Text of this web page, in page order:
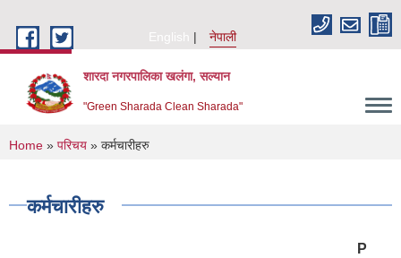
English
नेपाली
शारदा नगरपालिका खलंगा, सल्यान
"Green Sharada Clean Sharada"
You are here
Home » परिचय » कर्मचारीहरु
कर्मचारीहरु
P